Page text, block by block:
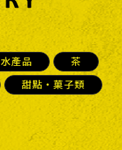
水產品
茶
甜點・菓子類